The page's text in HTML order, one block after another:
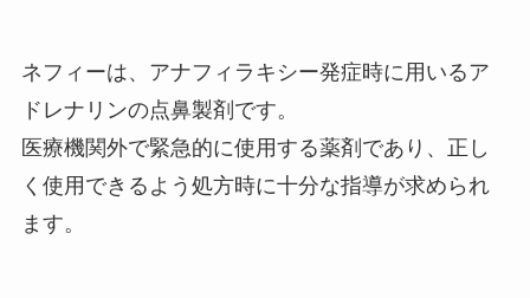
ネフィーは、アナフィラキシー発症時に用いるア
ドレナリンの点鼻製剤です。
医療機関外で緊急的に使用する薬剤であり、正し
く使用できるよう処方時に十分な指導が求められ
ます。